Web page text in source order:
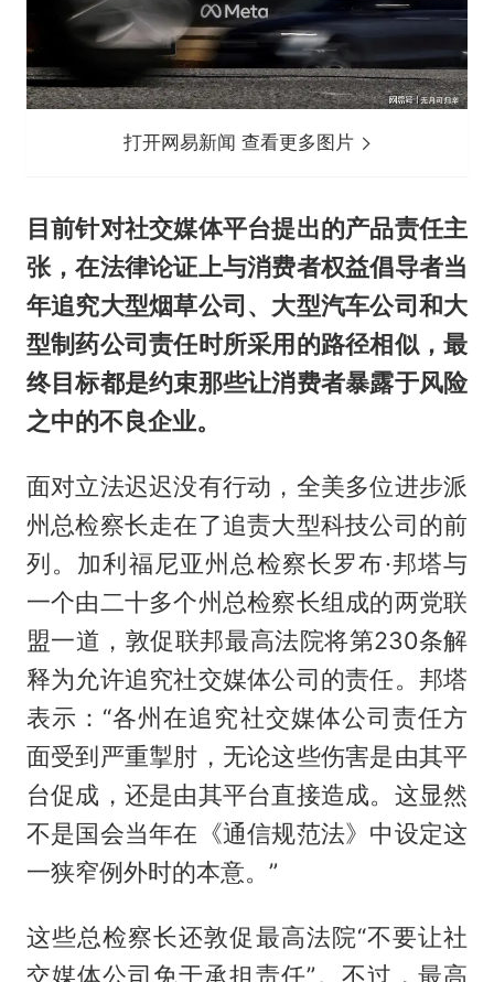
打开网易新闻 查看更多图片
目前针对社交媒体平台提出的产品责任主
张，在法律论证上与消费者权益倡导者当
年追究大型烟草公司、大型汽车公司和大
型制药公司责任时所采用的路径相似，最
终目标都是约束那些让消费者暴露于风险
之中的不良企业。
面对立法迟迟没有行动，全美多位进步派
州总检察长走在了追责大型科技公司的前
列。加利福尼亚州总检察长罗布·邦塔与
一个由二十多个州总检察长组成的两党联
盟一道，敦促联邦最高法院将第230条解
释为允许追究社交媒体公司的责任。邦塔
表示：“各州在追究社交媒体公司责任方
面受到严重掣肘，无论这些伤害是由其平
台促成，还是由其平台直接造成。这显然
不是国会当年在《通信规范法》中设定这
一狭窄例外时的本意。”
这些总检察长还敦促最高法院“不要让社
交媒体公司免于承担责任”。不过，最高